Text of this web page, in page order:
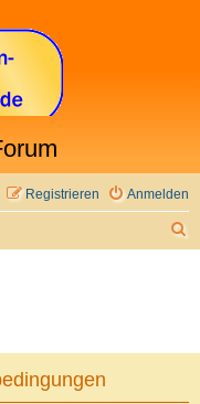
Anmelden
Registrieren